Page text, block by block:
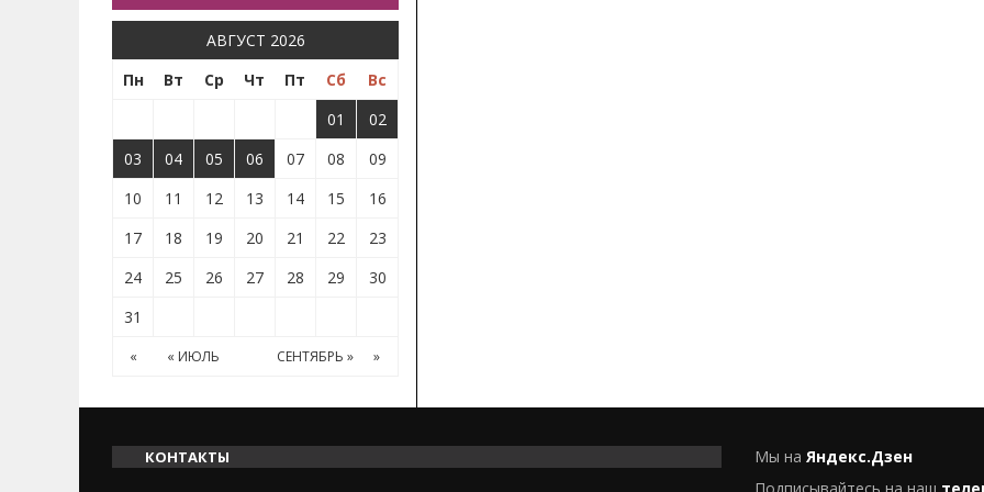
АВГУСТ 2026
Пн
Вт Ср Чт Пт Сб
Вс
01
02
03
04 05 06 07 08
09
10
11 12 13 14 15
16
17
18 19 20 21 22
23
24
25 26 27 28 29
30
31
« « ИЮЛЬ СЕНТЯБРЬ » »
КОНТАКТЫ Мы на Яндекс.Дзен